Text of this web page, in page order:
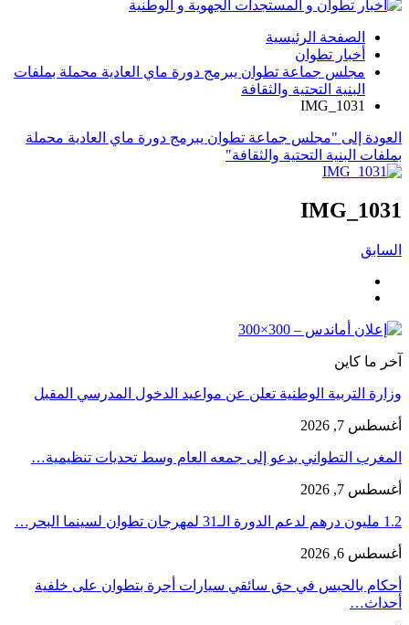
الصفحة الرئيسية
أخبار تطوان
مجلس جماعة تطوان يبرمج دورة ماي العادية محملة بملفات
البنية التحتية والثقافة
IMG_1031
العودة إلى "مجلس جماعة تطوان يبرمج دورة ماي العادية محملة
بملفات البنية التحتية والثقافة"
IMG_1031
السابق
آخر ما كاين
وزارة التربية الوطنية تعلن عن مواعيد الدخول المدرسي المقبل
أغسطس 7, 2026
المغرب التطواني يدعو إلى جمعه العام وسط تحديات تنظيمية…
أغسطس 7, 2026
1.2 مليون درهم لدعم الدورة الـ31 لمهرجان تطوان لسينما البحر…
أغسطس 6, 2026
أحكام بالحبس في حق سائقي سيارات أجرة بتطوان على خلفية
أحداث…